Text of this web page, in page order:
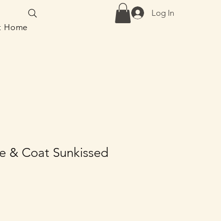
Home
Log In
& Coat Sunkissed